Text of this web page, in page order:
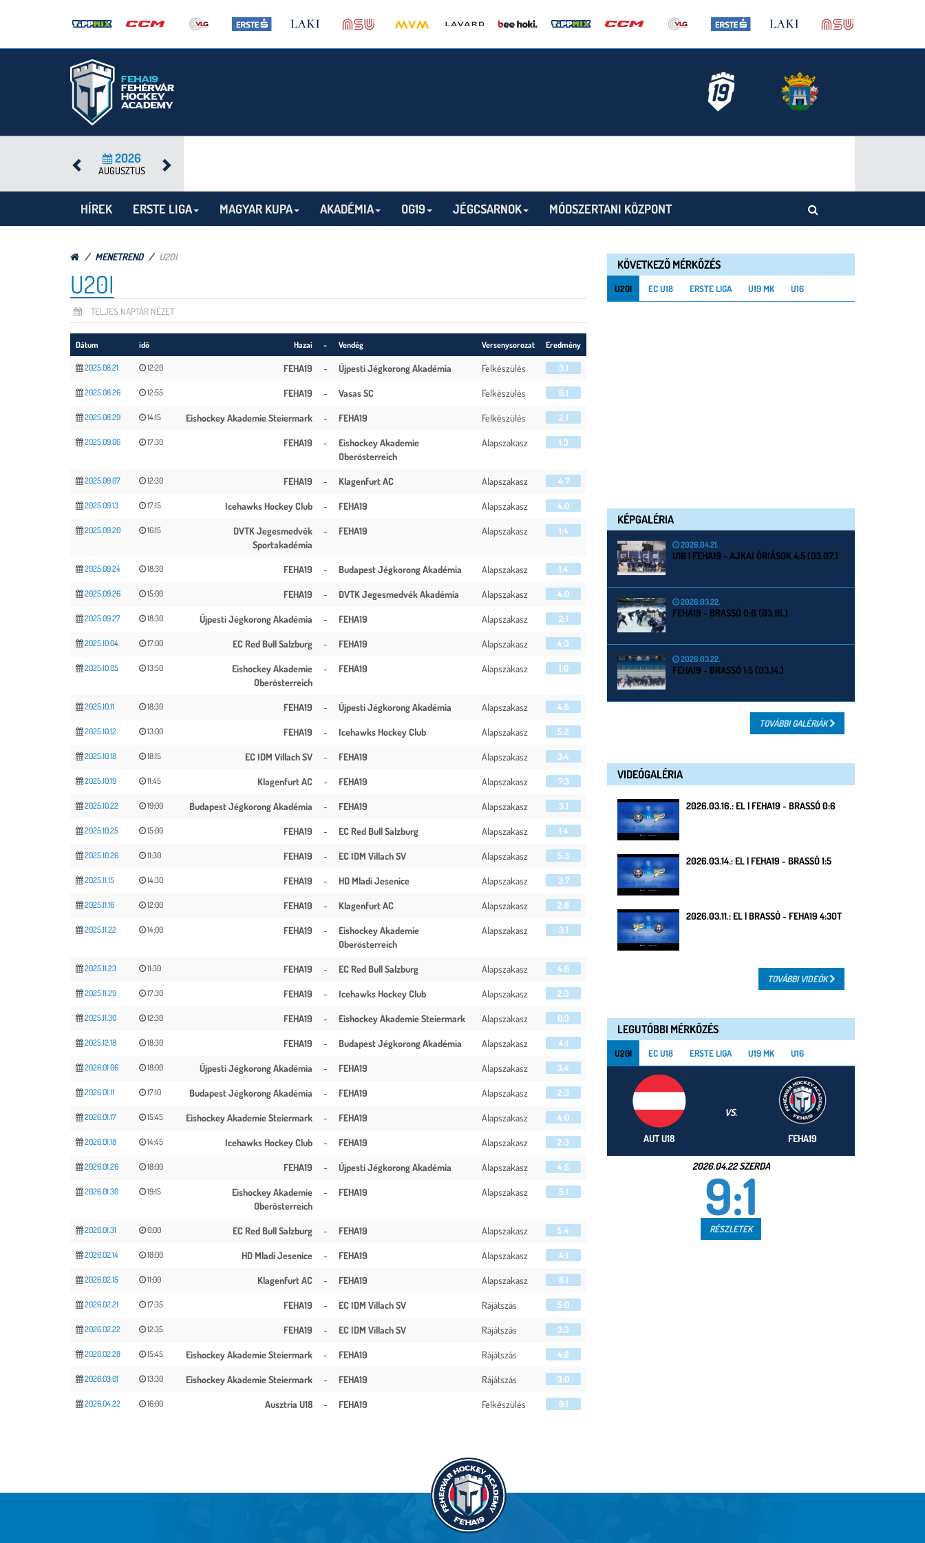
2026
AUGUSZTUS
HÍREK ERSTE LIGA MAGYAR KUPA AKADÉMIA OG19 JÉGCSARNOK MÓDSZERTANI KÖZPONT
MENETREND U20I
U20I
TELJES NAPTÁR NÉZET
Dátum idő Hazai - Vendég Versenysorozat Eredmény
2025.08.21 12:20 FEHA19 - Újpesti Jégkorong Akadémia Felkészülés 3:1
2025.08.26 12:55 FEHA19 - Vasas SC Felkészülés 6:1
2025.08.29 14:15 Eishockey Akademie Steiermark - FEHA19 Felkészülés 2:1
2025.09.06 17:30 FEHA19 -
Eishockey Akademie
Oberösterreich
Alapszakasz 1:3
2025.09.07 12:30 FEHA19 - Klagenfurt AC Alapszakasz 4:7
2025.09.13 17:15 Icehawks Hockey Club - FEHA19 Alapszakasz 4:0
2025.09.20 16:15
DVTK Jegesmedvék
Sportakadémia
- FEHA19 Alapszakasz 1:4
2025.09.24 18:30 FEHA19 - Budapest Jégkorong Akadémia Alapszakasz 1:4
2025.09.26 15:00 FEHA19 - DVTK Jegesmedvék Akadémia Alapszakasz 4:0
2025.09.27 18:30 Újpesti Jégkorong Akadémia - FEHA19 Alapszakasz 2:1
2025.10.04 17:00 EC Red Bull Salzburg - FEHA19 Alapszakasz 4:3
2025.10.05 13:50
Eishockey Akademie
Oberösterreich
- FEHA19 Alapszakasz 1:0
2025.10.11 18:30 FEHA19 - Újpesti Jégkorong Akadémia Alapszakasz 4:5
2025.10.12 13:00 FEHA19 - Icehawks Hockey Club Alapszakasz 5:2
2025.10.18 18:15 EC IDM Villach SV - FEHA19 Alapszakasz 3:4
2025.10.19 11:45 Klagenfurt AC - FEHA19 Alapszakasz 7:3
2025.10.22 19:00 Budapest Jégkorong Akadémia - FEHA19 Alapszakasz 3:1
2025.10.25 15:00 FEHA19 - EC Red Bull Salzburg Alapszakasz 1:4
2025.10.26 11:30 FEHA19 - EC IDM Villach SV Alapszakasz 5:3
2025.11.15 14:30 FEHA19 - HD Mladi Jesenice Alapszakasz 3:7
2025.11.16 12:00 FEHA19 - Klagenfurt AC Alapszakasz 2:8
2025.11.22 14:00 FEHA19 -
Eishockey Akademie
Oberösterreich
Alapszakasz 3:1
2025.11.23 11:30 FEHA19 - EC Red Bull Salzburg Alapszakasz 4:6
2025.11.29 17:30 FEHA19 - Icehawks Hockey Club Alapszakasz 2:3
2025.11.30 12:30 FEHA19 - Eishockey Akademie Steiermark Alapszakasz 0:3
2025.12.18 18:30 FEHA19 - Budapest Jégkorong Akadémia Alapszakasz 4:1
2026.01.06 18:00 Újpesti Jégkorong Akadémia - FEHA19 Alapszakasz 3:4
2026.01.11 17:10 Budapest Jégkorong Akadémia - FEHA19 Alapszakasz 2:3
2026.01.17 15:45 Eishockey Akademie Steiermark - FEHA19 Alapszakasz 4:0
2026.01.18 14:45 Icehawks Hockey Club - FEHA19 Alapszakasz 2:3
2026.01.26 18:00 FEHA19 - Újpesti Jégkorong Akadémia Alapszakasz 4:5
2026.01.30 19:15
Eishockey Akademie
Oberösterreich
- FEHA19 Alapszakasz 5:1
2026.01.31 0:00 EC Red Bull Salzburg - FEHA19 Alapszakasz 5:4
2026.02.14 18:00 HD Mladi Jesenice - FEHA19 Alapszakasz 4:1
2026.02.15 11:00 Klagenfurt AC - FEHA19 Alapszakasz 8:1
2026.02.21 17:35 FEHA19 - EC IDM Villach SV Rájátszás 5:0
2026.02.22 12:35 FEHA19 - EC IDM Villach SV Rájátszás 3:3
2026.02.28 15:45 Eishockey Akademie Steiermark - FEHA19 Rájátszás 4:2
2026.03.01 13:30 Eishockey Akademie Steiermark - FEHA19 Rájátszás 3:0
2026.04.22 16:00 Ausztria U18 - FEHA19 Felkészülés 9:1
KÖVETKEZŐ MÉRKŐZÉS
U20I EC U18 ERSTE LIGA U19 MK U16
KÉPGALÉRIA
2026.04.21.
U16 | FEHA19 - AJKAI ÓRIÁSOK 4:5 (03.07.)
2026.03.22.
FEHA19 - BRASSÓ 0:6 (03.16.)
2026.03.22.
FEHA19 - BRASSÓ 1:5 (03.14.)
TOVÁBBI GALÉRIÁK
VIDEÓGALÉRIA
2026.03.16.: EL | FEHA19 - BRASSÓ 0:6
2026.03.14.: EL | FEHA19 - BRASSÓ 1:5
2026.03.11.: EL | BRASSÓ - FEHA19 4:3OT
TOVÁBBI VIDEÓK
LEGUTÓBBI MÉRKŐZÉS
U20I EC U18 ERSTE LIGA U19 MK U16
AUT U18
VS.
FEHA19
2026.04.22 SZERDA
9:1
RÉSZLETEK